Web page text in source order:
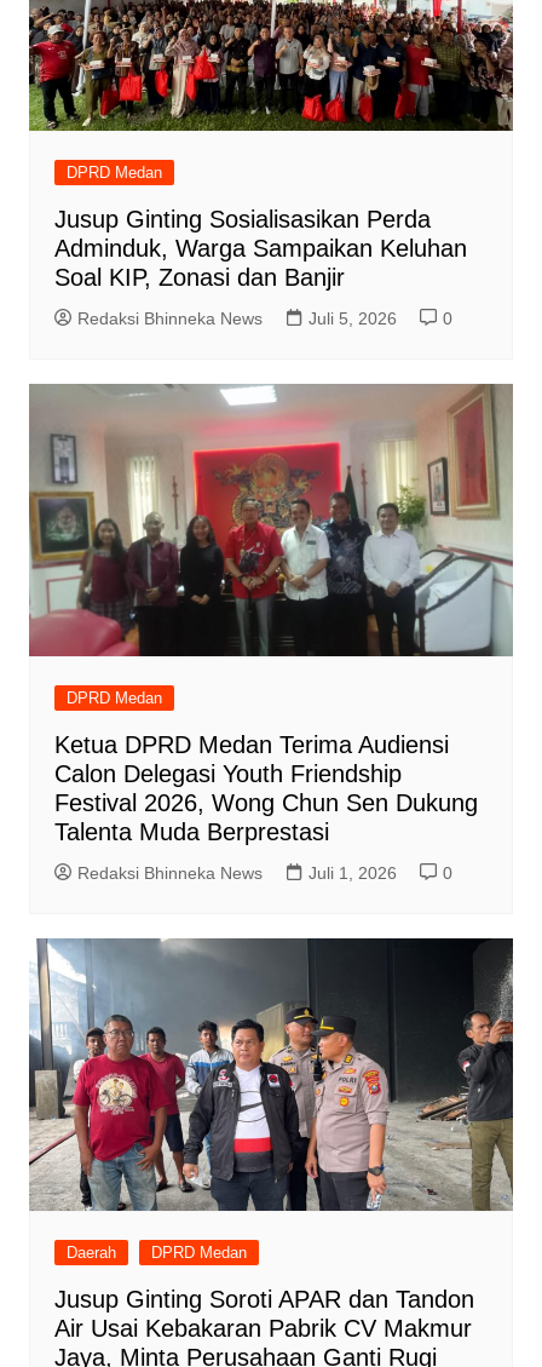
DPRD Medan
Jusup Ginting Sosialisasikan Perda
Adminduk, Warga Sampaikan Keluhan
Soal KIP, Zonasi dan Banjir
Redaksi Bhinneka News Juli 5, 2026 0
DPRD Medan
Ketua DPRD Medan Terima Audiensi
Calon Delegasi Youth Friendship
Festival 2026, Wong Chun Sen Dukung
Talenta Muda Berprestasi
Redaksi Bhinneka News Juli 1, 2026 0
Daerah DPRD Medan
Jusup Ginting Soroti APAR dan Tandon
Air Usai Kebakaran Pabrik CV Makmur
Jaya, Minta Perusahaan Ganti Rugi